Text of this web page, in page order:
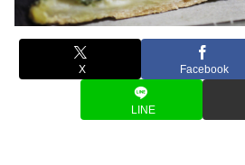
X Facebook
LINE